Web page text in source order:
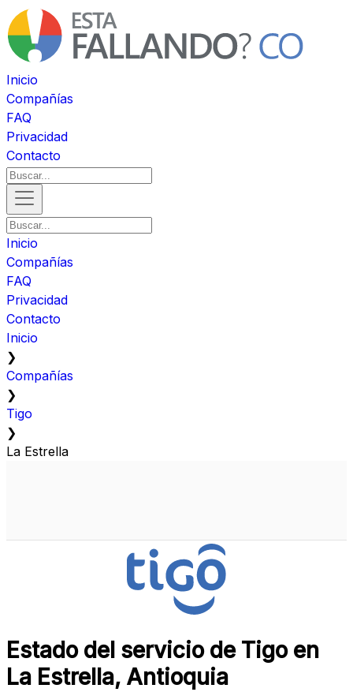
Inicio
Compañías
FAQ
Privacidad
Contacto
Inicio
Compañías
FAQ
Privacidad
Contacto
Inicio
❯
Compañías
❯
Tigo
❯
La Estrella
Estado del servicio de Tigo en
La Estrella, Antioquia